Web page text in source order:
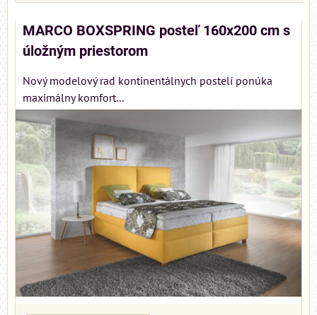
MARCO BOXSPRING posteľ 160x200 cm s
úložným priestorom
Nový modelový rad kontinentálnych postelí ponúka
maximálny komfort...